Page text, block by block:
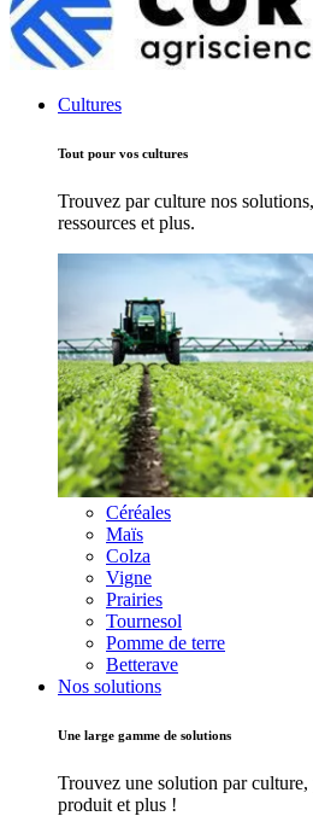
Cultures
Tout pour vos cultures
Trouvez par culture nos
ressources et plus.
Céréales
Maïs
Colza
Vigne
Prairies
Tournesol
Pomme de terre
Betterave
Nos solutions
Une large gamme de solutions
Trouvez une solution par
produit et plus !